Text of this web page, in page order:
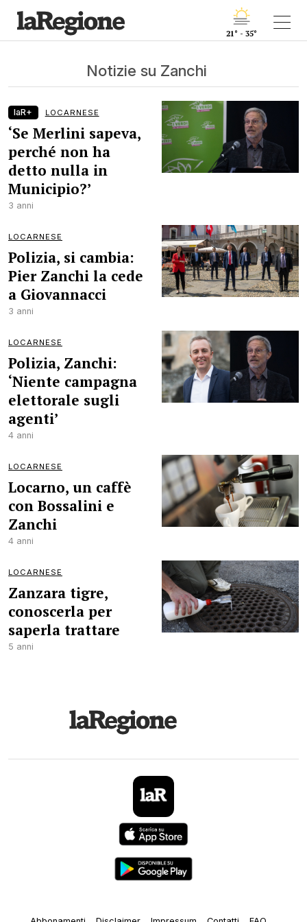
21° - 35°
Notizie su Zanchi
laR+ LOCARNESE
‘Se Merlini sapeva,
perché non ha
detto nulla in
Municipio?’
3 anni
LOCARNESE
Polizia, si cambia:
Pier Zanchi la cede
a Giovannacci
3 anni
LOCARNESE
Polizia, Zanchi:
‘Niente campagna
elettorale sugli
agenti’
4 anni
LOCARNESE
Locarno, un caffè
con Bossalini e
Zanchi
4 anni
LOCARNESE
Zanzara tigre,
conoscerla per
saperla trattare
5 anni